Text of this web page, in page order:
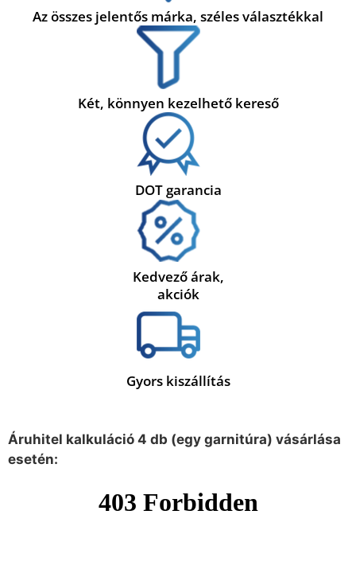
Az összes jelentős márka, széles választékkal
Két, könnyen kezelhető kereső
DOT garancia
Kedvező árak,
akciók
Gyors kiszállítás
Áruhitel kalkuláció 4 db (egy garnitúra) vásárlása
esetén: